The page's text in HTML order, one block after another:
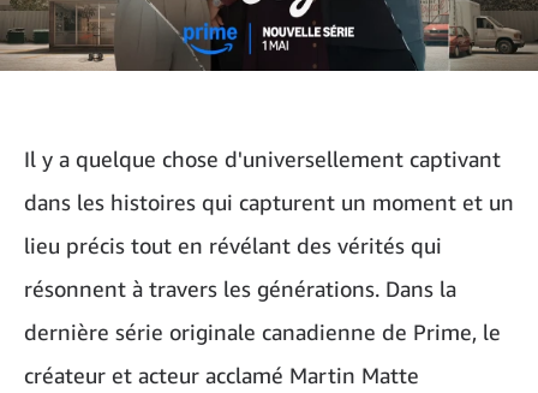
Il y a quelque chose d'universellement captivant
dans les histoires qui capturent un moment et un
lieu précis tout en révélant des vérités qui
résonnent à travers les générations. Dans la
dernière série originale canadienne de Prime, le
créateur et acteur acclamé Martin Matte